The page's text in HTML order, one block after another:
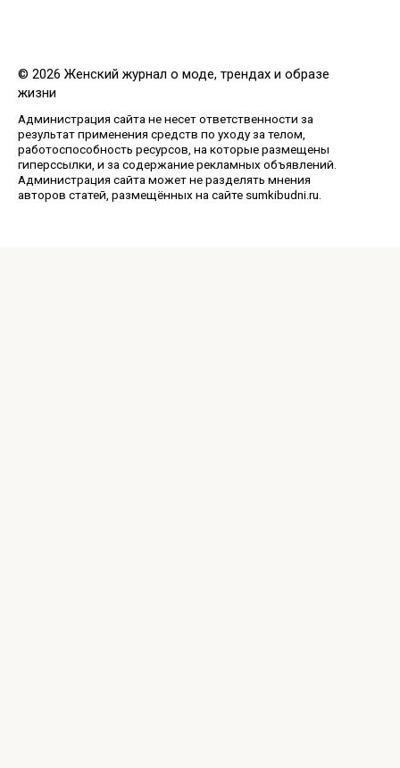
© 2026 Женский журнал о моде, трендах и образе
жизни
Администрация сайта не несет ответственности за
результат применения средств по уходу за телом,
работоспособность ресурсов, на которые размещены
гиперссылки, и за содержание рекламных объявлений.
Администрация сайта может не разделять мнения
авторов статей, размещённых на сайте sumkibudni.ru.